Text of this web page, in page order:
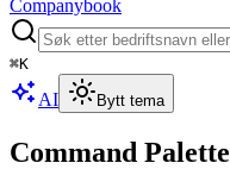
Companybook
⌘K
AI Bytt tema
Command Palette